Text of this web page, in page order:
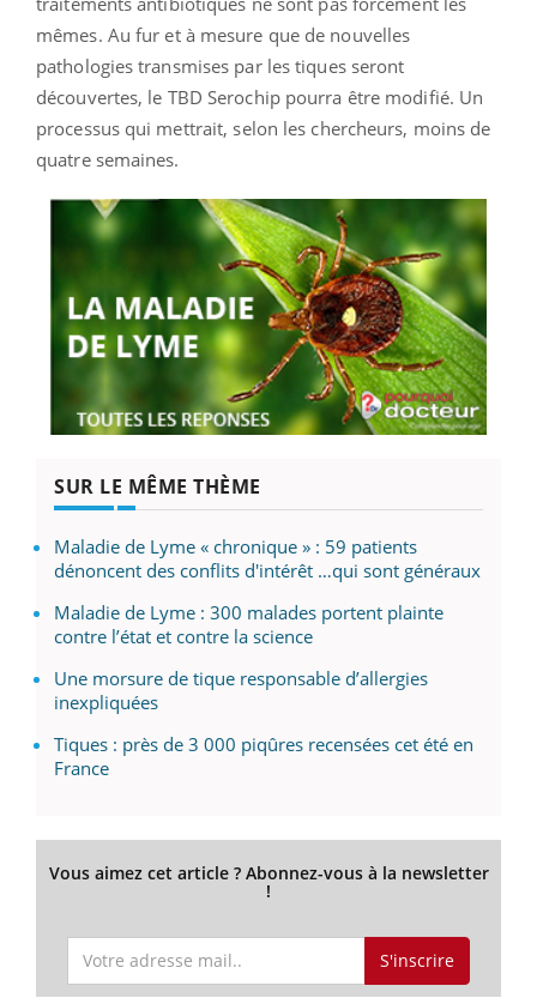
mêmes. Au fur et à mesure que de nouvelles
pathologies transmises par les tiques seront
découvertes, le TBD Serochip pourra être modifié. Un
processus qui mettrait, selon les chercheurs, moins de
quatre semaines.
SUR LE MÊME THÈME
Maladie de Lyme « chronique » : 59 patients
dénoncent des conflits d'intérêt …qui sont généraux
Maladie de Lyme : 300 malades portent plainte
contre l’état et contre la science
Une morsure de tique responsable d’allergies
inexpliquées
Tiques : près de 3 000 piqûres recensées cet été en
France
Vous aimez cet article ? Abonnez-vous à la newsletter
!
S'inscrire